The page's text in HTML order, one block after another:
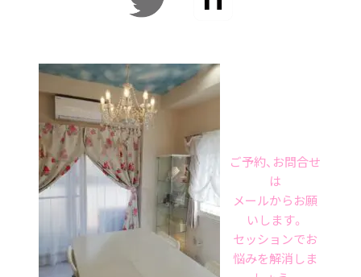
ご予約、お問合せ
は
メールからお願
いします。
セッションでお
悩みを解消しま